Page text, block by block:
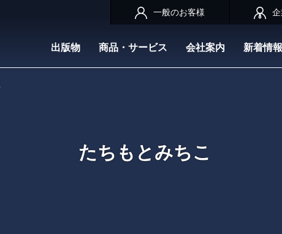
出版物 商品・サービス 会社案内 新着情報
一般のお客様
たちもとみちこ